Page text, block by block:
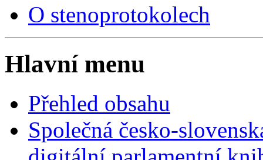
O stenoprotokolech
Hlavní menu
Přehled obsahu
Společná česko-